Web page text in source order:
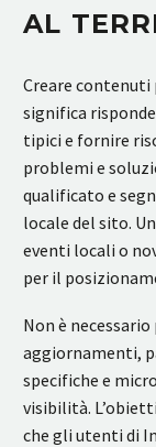
AL
Creare
significa
tipici e fornire
problemi e
qualificato e
locale del sito.
eventi locali o
per il
Non è
aggiornamenti,
specifiche e
visibilità.
che gli utenti di